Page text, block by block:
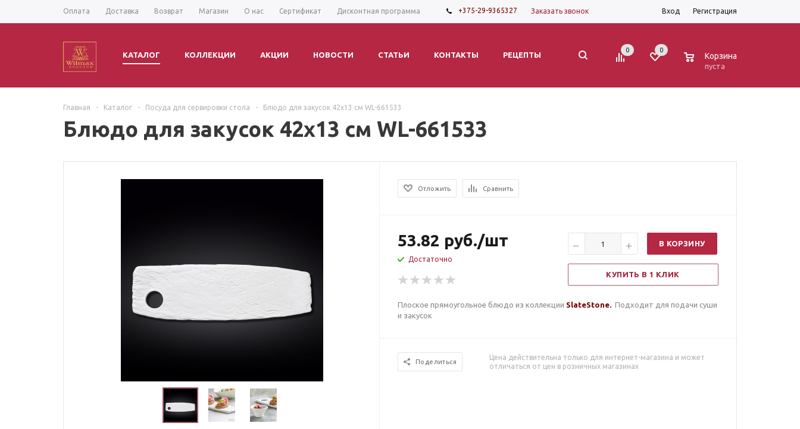
Оплата Доставка Возврат Магазин О нас Сертификат Дисконтная программа +375-29-9365327 Заказать звонок Вход Регистрация
КАТАЛОГ КОЛЛЕКЦИИ АКЦИИ НОВОСТИ СТАТЬИ КОНТАКТЫ РЕЦЕПТЫ
0 0
Корзина
пуста
Главная - Каталог - Посуда для сервировки стола - Блюдо для закусок 42х13 см WL-661533
Блюдо для закусок 42х13 см WL-661533
Отложить Сравнить
53.82 руб./шт
Достаточно
В КОРЗИНУ
КУПИТЬ В 1 КЛИК
Плоское прямоугольное блюдо из коллекции SlateStone. Подходит для подачи суши
и закусок
Поделиться
Цена действительна только для интернет-магазина и может
отличаться от цен в розничных магазинах